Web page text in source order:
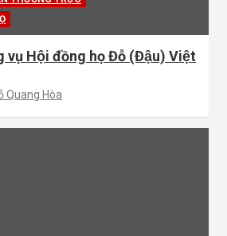
vụ Hội đồng họ Đỗ (Đậu) Việt
Quang Hòa